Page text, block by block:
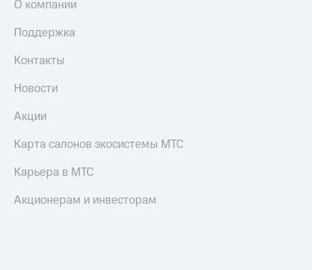
О компании
Поддержка
Контакты
Новости
Акции
Карта салонов экосистемы МТС
Карьера в МТС
Акционерам и инвесторам